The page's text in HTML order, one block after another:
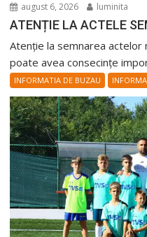
august 6, 2026 luminita
ATENȚIE LA ACTELE
Atenție la semnarea actelor
poate avea consecințe
INFORMATIA DE BUZAU